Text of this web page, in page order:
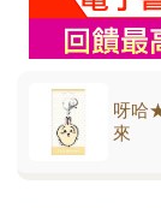
呀哈
來